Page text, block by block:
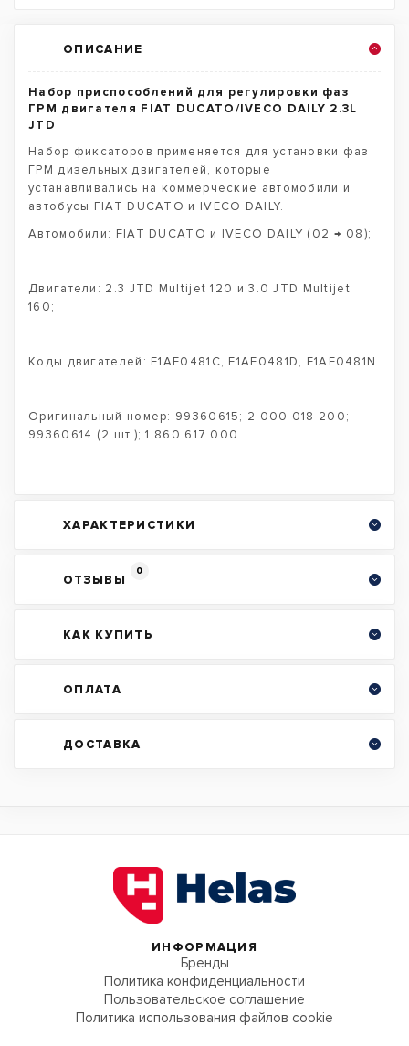
ОПИСАНИЕ
Набор приспособлений для регулировки фаз
ГРМ двигателя FIAT DUCATO/IVECO DAILY 2.3L
JTD
Набор фиксаторов применяется для установки фаз
ГРМ дизельных двигателей, которые
устанавливались на коммерческие автомобили и
автобусы FIAT DUCATO и IVECO DAILY.
Автомобили: FIAT DUCATO и IVECO DAILY (02 → 08);
Двигатели: 2.3 JTD Multijet 120 и 3.0 JTD Multijet
160;
Коды двигателей: F1AE0481C, F1AE0481D, F1AE0481N.
Оригинальный номер: 99360615; 2 000 018 200;
99360614 (2 шт.); 1 860 617 000.
ХАРАКТЕРИСТИКИ
ОТЗЫВЫ
0
КАК КУПИТЬ
ОПЛАТА
ДОСТАВКА
ИНФОРМАЦИЯ
Бренды
Политика конфиденциальности
Пользовательское соглашение
Политика использования файлов cookie